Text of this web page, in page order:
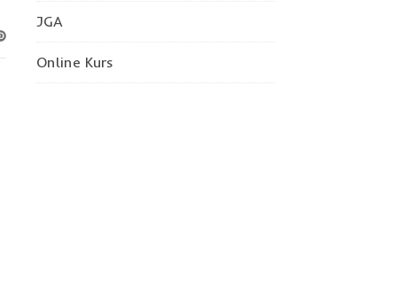
JGA
Online Kurs